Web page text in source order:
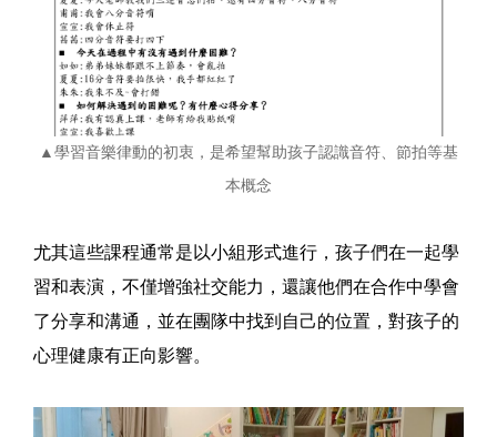
▲學習音樂律動的初衷，是希望幫助孩子認識音符、節拍等基
本概念
尤其這些課程通常是以小組形式進行，孩子們在一起學
習和表演，不僅增強社交能力，還讓他們在合作中學會
了分享和溝通，並在團隊中找到自己的位置，對孩子的
心理健康有正向影響。